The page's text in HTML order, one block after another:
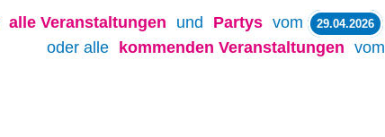
alle Veranstaltungen und Partys vom 29.04.2026
oder alle
kommenden Veranstaltungen vom